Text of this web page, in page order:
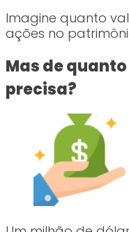
Imagine quanto
ações no
Mas de
precisa?